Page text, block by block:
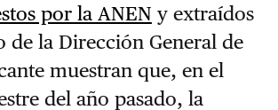
por la ANEN y extraídos
de la Dirección General de
muestran que, en el
del año pasado, la